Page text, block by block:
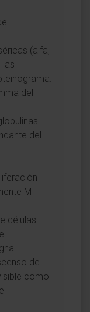
(alfa,
las
del
del
M
células
de
como